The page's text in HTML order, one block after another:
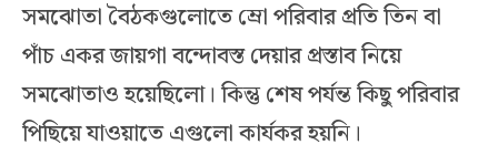
সমঝোতা বৈঠকগুলোতে ম্রো পরিবার প্রতি তিন বা
পাঁচ একর জায়গা বন্দোবস্ত দেয়ার প্রস্তাব নিয়ে
সমঝোতাও হয়েছিলো। কিন্তু শেষ পর্যন্ত কিছু পরিবার
পিছিয়ে যাওয়াতে এগুলো কার্যকর হয়নি।